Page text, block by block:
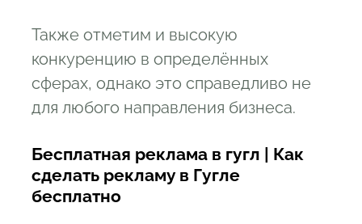
Также отметим и высокую
конкуренцию в определённых
сферах, однако это справедливо не
для любого направления бизнеса.
Бесплатная реклама в гугл | Как
сделать рекламу в Гугле
бесплатно